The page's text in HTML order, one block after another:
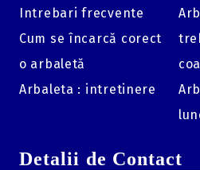
Intrebari frecvente
Cum se încarcă corect
o arbaletă
Arbaleta : intretinere
Detalii de Contact